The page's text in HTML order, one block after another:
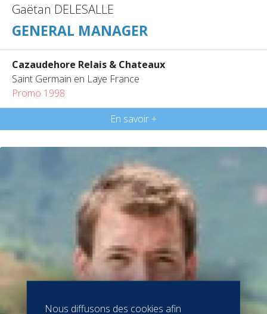
Gaëtan DELESALLE
GENERAL MANAGER
Cazaudehore Relais & Chateaux
Saint Germain en Laye France
Promo 1998
En savoir +
Nous diffusons des cookies afin